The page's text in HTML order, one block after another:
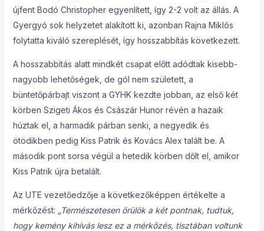
újfent Bodó Christopher egyenlített, így 2-2 volt az állás. A
Gyergyó sok helyzetet alakított ki, azonban Rajna Miklós
folytatta kiváló szereplését, így hosszabbítás következett.
A hosszabbítás alatt mindkét csapat előtt adódtak kisebb-
nagyobb lehetőségek, de gól nem született, a
büntetőpárbajt viszont a GYHK kezdte jobban, az első két
körben Szigeti Ákos és Császár Hunor révén a hazaik
húztak el, a harmadik párban senki, a negyedik és
ötödikben pedig Kiss Patrik és Kovács Alex talált be. A
második pont sorsa végül a hetedik körben dőlt el, amikor
Kiss Patrik újra betalált.
Az UTE vezetőedzője a következőképpen értékelte a
mérkőzést: „Természetesen örülök a két pontnak, tudtuk,
hogy kemény kihívás lesz ez a mérkőzés, tisztában voltunk